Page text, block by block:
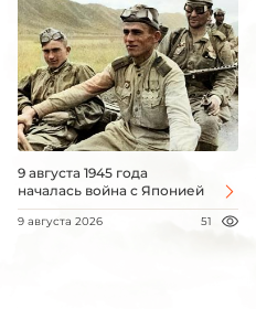
9 августа 1945 года
началась война с Японией
9 августа 2026 51